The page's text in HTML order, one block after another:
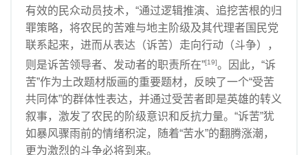
有效的民众动员技术，“通过逻辑推演、追挖苦根的归
罪策略，将农民的苦难与地主阶级及其代理者国民党
联系起来，进而从表达（诉苦）走向行动（斗争），
则是诉苦领导者、发动者的职责所在”[19]。因此，“诉
苦”作为土改题材版画的重要题材，反映了一个“受苦
共同体”的群体性表达，并通过受苦者即是英雄的转义
叙事，激发了农民的阶级意识和反抗力量。“诉苦”犹
如暴风骤雨前的情绪积淀，随着“苦水”的翻腾涨潮，
更为激烈的斗争必将到来。